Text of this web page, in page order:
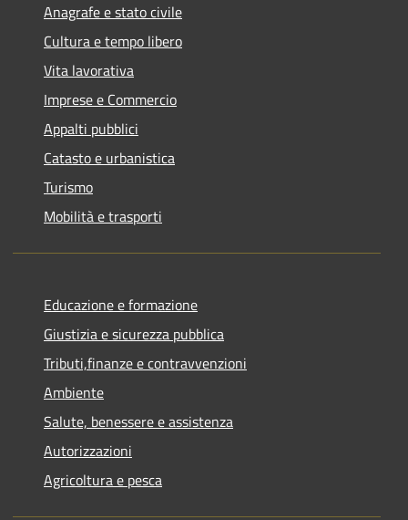
Anagrafe e stato civile
Cultura e tempo libero
Vita lavorativa
Imprese e Commercio
Appalti pubblici
Catasto e urbanistica
Turismo
Mobilità e trasporti
Educazione e formazione
Giustizia e sicurezza pubblica
Tributi,finanze e contravvenzioni
Ambiente
Salute, benessere e assistenza
Autorizzazioni
Agricoltura e pesca